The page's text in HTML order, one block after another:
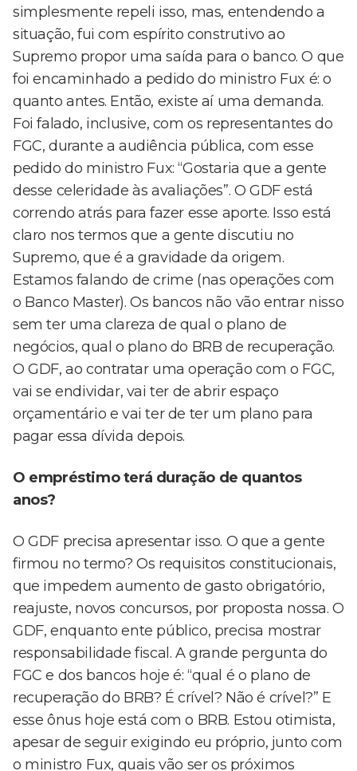
simplesmente repeli isso, mas, entendendo a
situação, fui com espírito construtivo ao
Supremo propor uma saída para o banco. O que
foi encaminhado a pedido do ministro Fux é: o
quanto antes. Então, existe aí uma demanda.
Foi falado, inclusive, com os representantes do
FGC, durante a audiência pública, com esse
pedido do ministro Fux: “Gostaria que a gente
desse celeridade às avaliações”. O GDF está
correndo atrás para fazer esse aporte. Isso está
claro nos termos que a gente discutiu no
Supremo, que é a gravidade da origem.
Estamos falando de crime (nas operações com
o Banco Master). Os bancos não vão entrar nisso
sem ter uma clareza de qual o plano de
negócios, qual o plano do BRB de recuperação.
O GDF, ao contratar uma operação com o FGC,
vai se endividar, vai ter de abrir espaço
orçamentário e vai ter de ter um plano para
pagar essa dívida depois.
O empréstimo terá duração de quantos
anos?
O GDF precisa apresentar isso. O que a gente
firmou no termo? Os requisitos constitucionais,
que impedem aumento de gasto obrigatório,
reajuste, novos concursos, por proposta nossa. O
GDF, enquanto ente público, precisa mostrar
responsabilidade fiscal. A grande pergunta do
FGC e dos bancos hoje é: “qual é o plano de
recuperação do BRB? É crível? Não é crível?” E
esse ônus hoje está com o BRB. Estou otimista,
apesar de seguir exigindo eu próprio, junto com
o ministro Fux, quais vão ser os próximos